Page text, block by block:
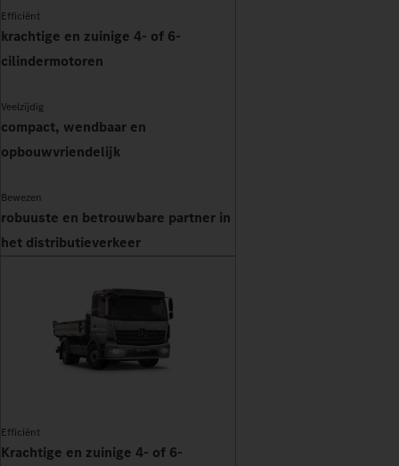
Efficiënt
krachtige en zuinige 4- of 6-
cilindermotoren
Veelzijdig
compact, wendbaar en
opbouwvriendelijk
Bewezen
robuuste en betrouwbare partner in
het distributieverkeer
Efficiënt
Krachtige en zuinige 4- of 6-